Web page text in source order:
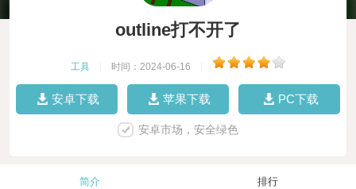
outline打不开了
工具 时间：2024-06-16
安卓下载 苹果下载 PC下载
安卓市场，安全绿色
简介 排行